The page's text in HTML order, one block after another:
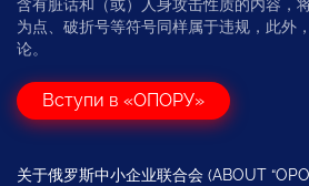
含有脏话和（或）人身攻击性质的内容，
为点、破折号等符号同样属于违规，此外
论。
Вступи в «ОПОРУ»
关于俄罗斯中小企业联合会 (ABOUT